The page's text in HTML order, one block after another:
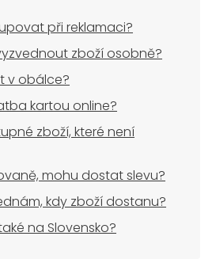
při reklamaci?
zboží osobně?
v obálce?
kartou online?
zboží, které není
mohu dostat slevu?
kdy zboží dostanu?
na Slovensko?